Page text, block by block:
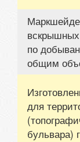
по
общим
для
бульвара)